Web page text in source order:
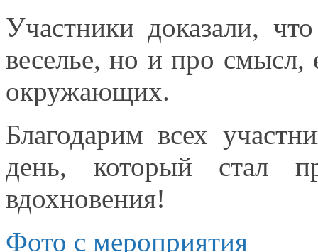
Участники доказали,
веселье, но и про смысл,
окружающих.
Благодарим всех
день, который стал
вдохновения!
Фото с мероприятия